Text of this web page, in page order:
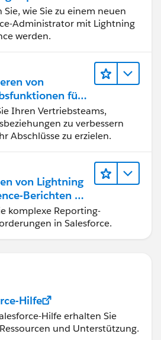
Sie, wie Sie zu einem neuen
Administrator mit Lightning
werden.
von
für
Experience
Ihren Vertriebsteams,
zu verbessern
Abschlüsse zu erzielen.
von Lightning
Berichten & -
komplexe Reporting-
in Salesforce.
Hilfe
Hilfe erhalten Sie
und Unterstützung.